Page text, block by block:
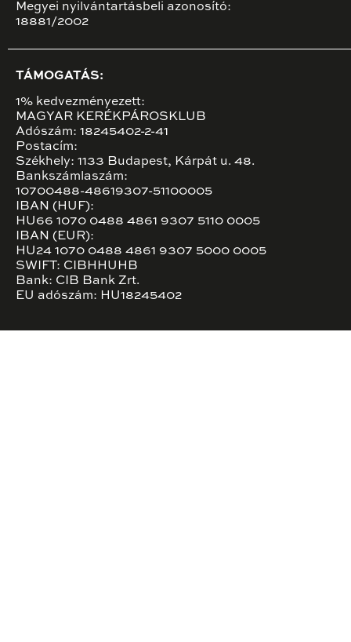
Megyei nyilvántartásbeli azonosító:
18881/2002
TÁMOGATÁS:
1% kedvezményezett:
MAGYAR KERÉKPÁROSKLUB
Adószám: 18245402-2-41
Postacím:
Székhely: 1133 Budapest, Kárpát u. 48.
Bankszámlaszám:
10700488-48619307-51100005
IBAN (HUF):
HU66 1070 0488 4861 9307 5110 0005
IBAN (EUR):
HU24 1070 0488 4861 9307 5000 0005
SWIFT: CIBHHUHB
Bank: CIB Bank Zrt.
EU adószám: HU18245402